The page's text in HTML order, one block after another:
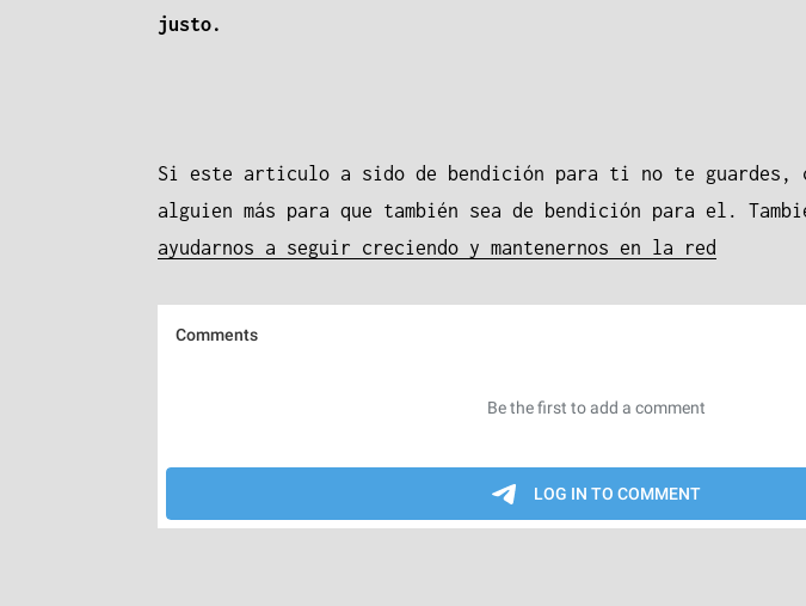
justo.
Si este articulo a sido de bendición para ti no te guardes,
alguien más para que también sea de bendición para el.
ayudarnos a seguir creciendo y mantenernos en la red